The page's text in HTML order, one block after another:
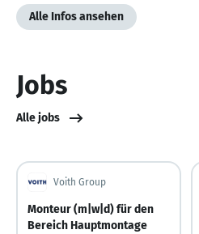
Alle Infos ansehen
Jobs
Alle jobs
Voith Group
Monteur (m|w|d) für den
Bereich Hauptmontage